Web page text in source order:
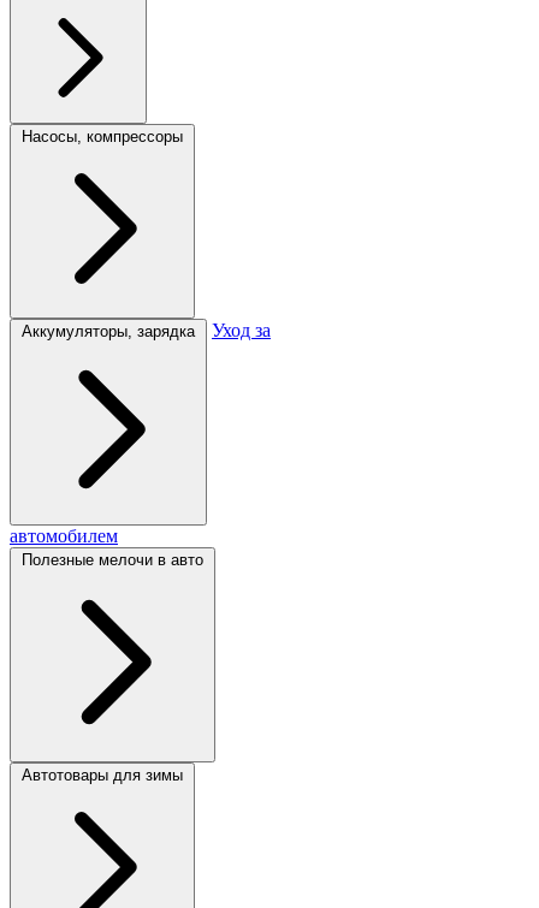
Насосы, компрессоры
Аккумуляторы, зарядка Уход за
автомобилем
Полезные мелочи в авто
Автотовары для зимы